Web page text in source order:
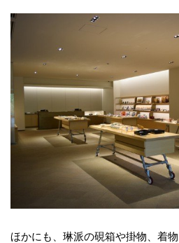
ほかにも、琳派の硯箱や掛物、着